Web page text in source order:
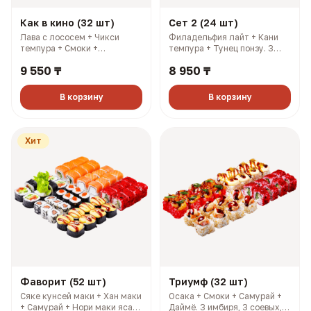
Как в кино (32 шт)
Лава с лососем + Чикси
темпура + Смоки +
имбиря, 3 соевых, 3 палочки,
ккал)
9 550 ₸
В корзину
Сет 2 (24 шт)
Филадельфия лайт + Кани
темпура + Тунец понзу. 3
3 васаби (927 гр, 2108 ккал)
8 950 ₸
В корзину
Хит
Фаворит (52 шт)
Сяке кунсей маки + Хан маки
+ Самурай + Нори маки ясай
Триумф (32 шт)
Осака + Смоки + Самурай +
Даймё. 3 имбиря, 3 соевых, 3